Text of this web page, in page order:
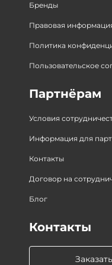
Бренды
Правовая
Политика
Пользовательское
Партнёрам
Условия
Информация для
Контакты
Договор на
Блог
Контакты